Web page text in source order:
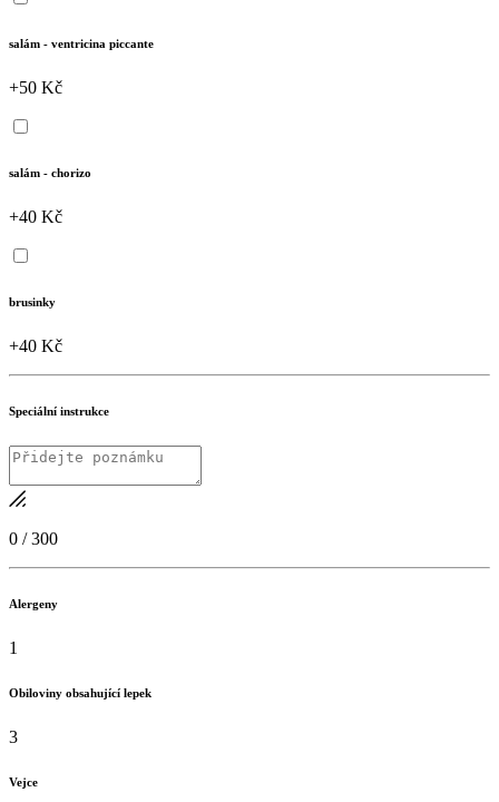
salám - ventricina piccante
+50 Kč
salám - chorizo
+40 Kč
brusinky
+40 Kč
Speciální instrukce
0 /300
Alergeny
1
Obiloviny obsahující lepek
3
Vejce